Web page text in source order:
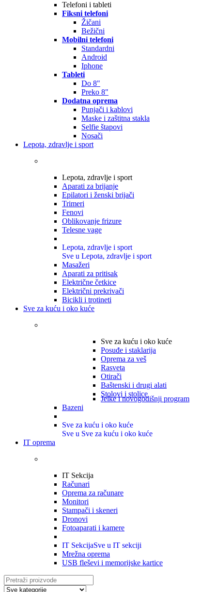
Telefoni i tableti
Fiksni telefoni
Žičani
Bežični
Mobilni telefoni
Standardni
Android
Iphone
Tableti
Do 8"
Preko 8"
Dodatna oprema
Punjači i kablovi
Maske i zaštitna stakla
Selfie štapovi
Nosači
Lepota, zdravlje i sport
Lepota, zdravlje i sport
Aparati za brijanje
Epilatori i ženski brijači
Trimeri
Fenovi
Oblikovanje frizure
Telesne vage
Lepota, zdravlje i sport
Sve u Lepota, zdravlje i sport
Masažeri
Aparati za pritisak
Električne četkice
Električni prekrivači
Bicikli i trotineti
Sve za kuću i oko kuće
Sve za kuću i oko kuće
Posuđe i staklarija
Oprema za veš
Rasveta
Otirači
Baštenski i drugi alati
Stolovi i stolice
Jelke i novogodišnji program
Bazeni
Sve za kuću i oko kuće
Sve u Sve za kuću i oko kuće
IT oprema
IT Sekcija
Računari
Oprema za računare
Monitori
Stampači i skeneri
Dronovi
Fotoaparati i kamere
IT SekcijaSve u IT sekciji
Mrežna oprema
USB fleševi i memorijske kartice
Search
for: